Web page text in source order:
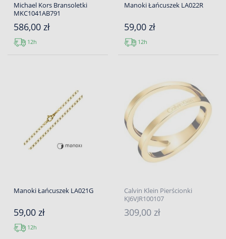
Michael Kors Bransoletki
MKC1041AB791
586,00 zł
12h
Manoki Łańcuszek LA022R
59,00 zł
12h
Manoki Łańcuszek LA021G
59,00 zł
12h
Calvin Klein Pierścionki
KJ6VJR100107
309,00 zł